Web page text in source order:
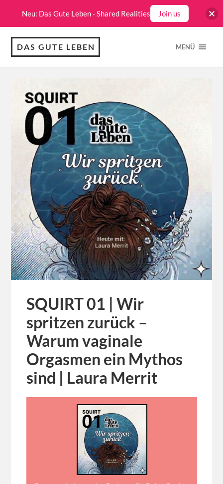
DAS GUTE LEBEN MENÜ
SQUIRT 01 | Wir
spritzen zurück –
Warum vaginale
Orgasmen ein Mythos
sind | Laura Merrit
Neu: Das Gute Leben - Shared Realities Join us